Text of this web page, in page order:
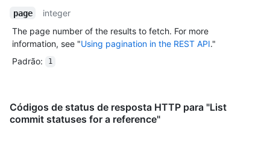
page
integer
The page number of the results to fetch. For more
information, see "Using pagination in the REST API."
Padrão: 1
Códigos de status de resposta HTTP para "List
commit statuses for a reference"